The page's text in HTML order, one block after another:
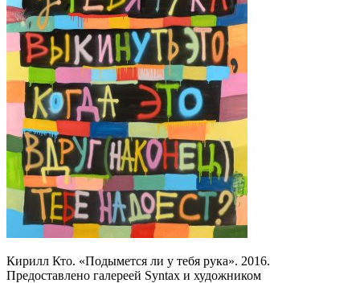
Кирилл Кто. «Подымется ли у тебя рука». 2016.
Предоставлено галереей Syntax и художником